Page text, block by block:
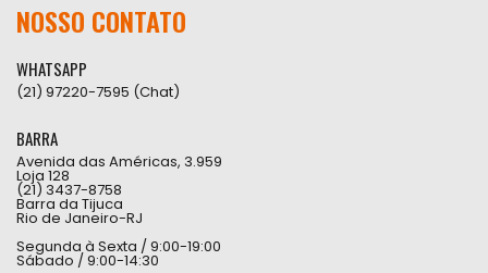
NOSSO CONTATO
WHATSAPP
(21) 97220-7595 (Chat)
BARRA
Avenida das Américas, 3.959
Loja 128
(21) 3437-8758
Barra da Tijuca
Rio de Janeiro-RJ
Segunda à Sexta / 9:00-19:00
Sábado / 9:00-14:30